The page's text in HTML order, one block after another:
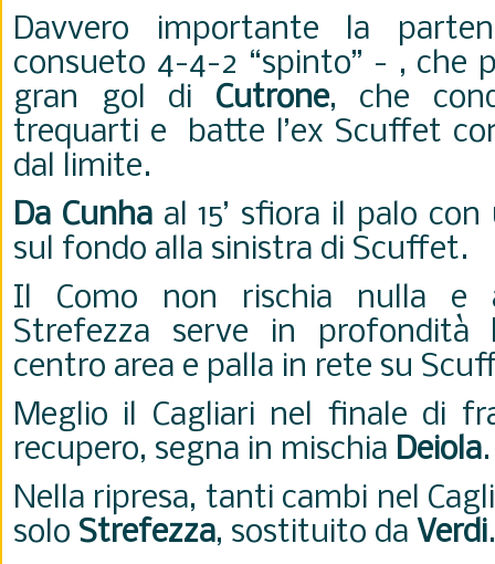
Davvero importante la
consueto 4-4-2 “spinto” - , che
gran gol di Cutrone, che
trequarti e batte l’ex Scuffet
dal limite.
Da Cunhaal 15’ sfiora il palo
sul fondo alla sinistra di Scuffet.
Il Como non rischia nulla e
Strefezza serve in profondità
centro area e palla in rete su
Meglio il Cagliari nel finale di
recupero, segna in mischia Deiola.
Nella ripresa, tanti cambi nel
solo Strefezza, sostituito da Verdi.